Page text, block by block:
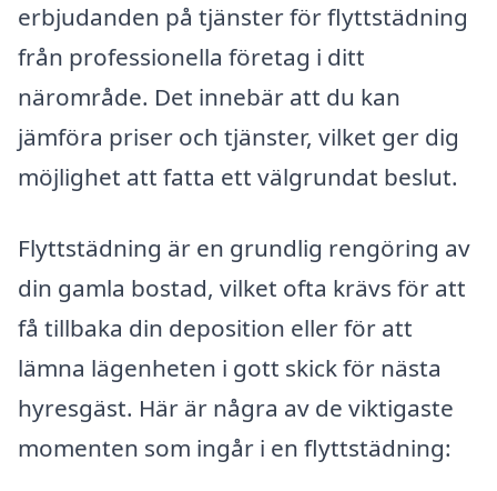
erbjudanden på tjänster för flyttstädning
från professionella företag i ditt
närområde. Det innebär att du kan
jämföra priser och tjänster, vilket ger dig
möjlighet att fatta ett välgrundat beslut.
Flyttstädning är en grundlig rengöring av
din gamla bostad, vilket ofta krävs för att
få tillbaka din deposition eller för att
lämna lägenheten i gott skick för nästa
hyresgäst. Här är några av de viktigaste
momenten som ingår i en flyttstädning: